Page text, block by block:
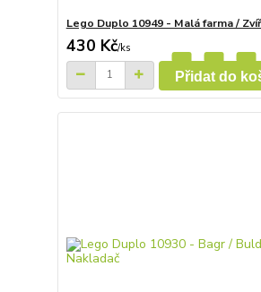
Lego Duplo 10949 - Malá farma /
430 Kč/ks
Přidat do